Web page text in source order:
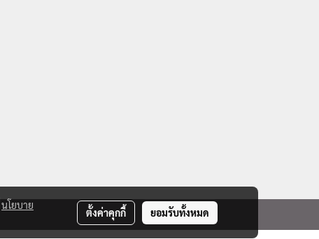
นโยบาย
ตั้งค่าคุกกี้ ยอมรับทั้งหมด